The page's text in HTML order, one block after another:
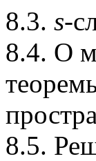
8.3. s-
8.4. О
8.5.